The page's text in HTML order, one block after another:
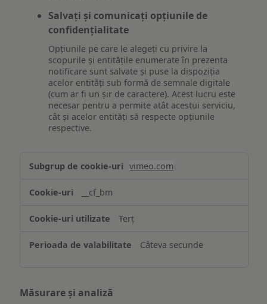
Salvați și comunicați opțiunile de
confidențialitate
Opțiunile pe care le alegeți cu privire la
scopurile și entitățile enumerate în prezenta
notificare sunt salvate și puse la dispoziția
acelor entități sub formă de semnale digitale
(cum ar fi un șir de caractere). Acest lucru este
necesar pentru a permite atât acestui serviciu,
cât și acelor entități să respecte opțiunile
respective.
funcționalităților
ului
vimeo.com
__cf_bm
Terț
Câteva secunde
Măsurare și analiză